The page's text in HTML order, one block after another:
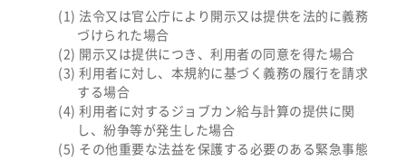
法令又は官公庁により開示又は提供を法的に義務
づけられた場合
開示又は提供につき、利用者の同意を得た場合
利用者に対し、本規約に基づく義務の履行を請求
する場合
利用者に対するジョブカン給与計算の提供に関
し、紛争等が発生した場合
その他重要な法益を保護する必要のある緊急事態